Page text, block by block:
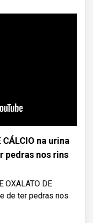
CÁLCIO na urina
pedras nos rins
OXALATO DE
de ter pedras nos